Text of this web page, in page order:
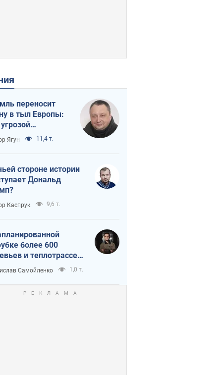
переносит
в тыл Европы:
Ягун 11,4 т.
стороне истории
Дональд
Каспрук 9,6 т.
более 600
и теплотрассе:
на
в Киеве
Самойленко 1,0 т.